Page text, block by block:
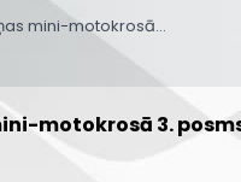
mini-motokrosā…
motokrosā 3.